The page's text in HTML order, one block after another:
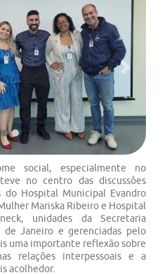
Next
social, especialmente no
no centro das discussões
do Hospital Municipal Evandro
Mariska Ribeiro e Hospital
unidades da Secretaria
Janeiro e gerenciadas pelo
uma importante reflexão sobre
relações interpessoais e a
acolhedor.